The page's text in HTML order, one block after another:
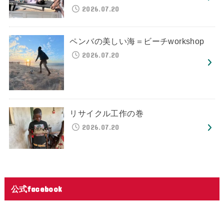
2026.07.20
ペンバの美しい海＝ビーチworkshop
2026.07.20
リサイクル工作の巻
2026.07.20
公式facebook